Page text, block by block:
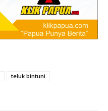
teluk bintuni